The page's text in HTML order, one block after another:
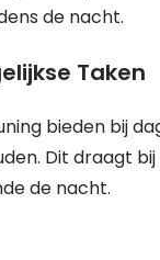
de nacht.
Taken
bieden bij
Dit draagt
de nacht.